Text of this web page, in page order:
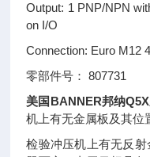
Output: 1 PNP/NPN
on I/O
Connection: Euro M12
零部件号： 807731
美国BANNER邦纳
机上有无金属板及其位
检验冲压机上有无反